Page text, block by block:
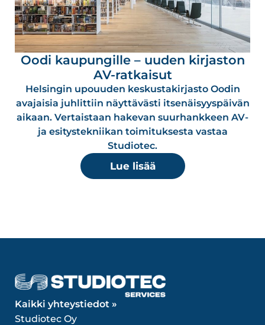
Oodi kaupungille – uuden kirjaston
AV-ratkaisut
Helsingin upouuden keskustakirjasto Oodin
avajaisia juhlittiin näyttävästi itsenäisyyspäivän
aikaan. Vertaistaan hakevan suurhankkeen AV-
ja esitystekniikan toimituksesta vastaa
Studiotec.
Lue lisää
Kaikki yhteystiedot »
Studiotec Oy